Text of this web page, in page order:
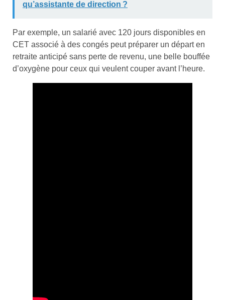
qu’assistante de direction ?
Par exemple, un salarié avec 120 jours disponibles en
CET associé à des congés peut préparer un départ en
retraite anticipé sans perte de revenu, une belle bouffée
d’oxygène pour ceux qui veulent couper avant l’heure.